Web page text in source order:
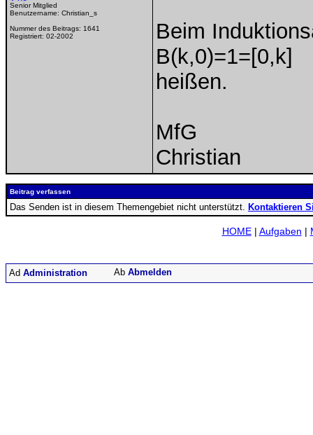
Senior Mitglied
Benutzername: Christian_s
Nummer des Beitrags: 1641
Registriert: 02-2002
Beim
B(k,0)=1=[0,k]
heißen.
MfG
Christian
Beitrag verfassen
Das Senden ist in diesem Themengebiet nicht unterstützt. Kontaktieren
HOME| Aufgaben |
Administration Abmelden